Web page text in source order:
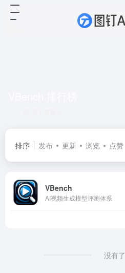
排序 发布 更新 浏览 点赞
VBench
AI视频生成模型评测体系
没有了